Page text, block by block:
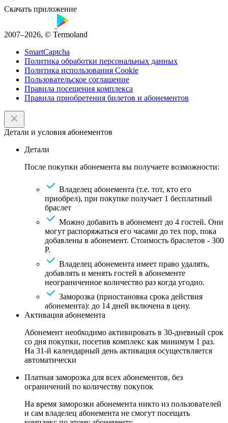
Скачать приложение
2007–2026, © Termoland
SmartCaptcha
Политика обработки персональных данных
Политика использования Cookie
Пользовательское соглашение
Правила посещения комплекса
Правила приобретения билетов и абонементов
Детали и условия абонементов
Детали
После покупки абонемента вы получаете возможности:
Владелец абонемента (т.е. тот, кто его
приобрел), при покупке получает 1 бесплатный
браслет
Можно добавить в абонемент до 4 гостей. Они
могут распоряжаться его часами до тех пор, пока
добавлены в абонемент. Стоимость браслетов - 300
Р.
Владелец абонемента имеет право удалять,
добавлять и менять гостей в абонементе
неограниченное количество раз когда угодно.
Заморозка (приостановка срока действия
абонемента): до 14 дней включена в цену.
Активация абонемента
Абонемент необходимо активировать в 30-дневный срок
со дня покупки, посетив комплекс как минимум 1 раз.
На 31-й календарный день активация осуществляется
автоматически
Платная заморозка для всех абонементов, без
ограничений по количеству покупок
На время заморозки абонемента никто из пользователей
и сам владелец абонемента не смогут посещать